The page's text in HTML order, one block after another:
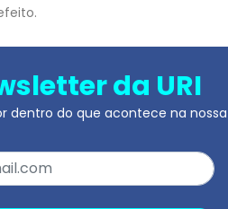
da URI
dentro do que acontece na nossa